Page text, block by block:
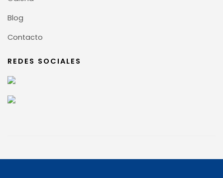
Blog
Contacto
REDES SOCIALES